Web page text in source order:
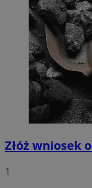
Złóż wniosek
1